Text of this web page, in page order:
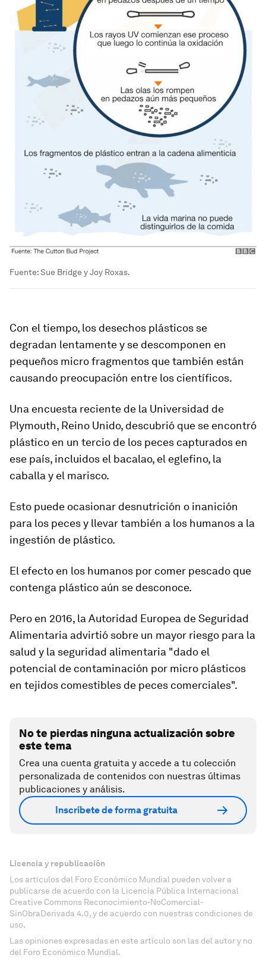
Fuente: Sue Bridge y Joy Roxas.
Con el tiempo, los desechos plásticos se
degradan lentamente y se descomponen en
pequeños micro fragmentos que también están
causando preocupación entre los científicos.
Una encuesta reciente de la Universidad de
Plymouth, Reino Unido, descubrió que se encontró
plástico en un tercio de los peces capturados en
ese país, incluidos el bacalao, el eglefino, la
caballa y el marisco.
Esto puede ocasionar desnutrición o inanición
para los peces y llevar también a los humanos a la
ingestión de plástico.
El efecto en los humanos por comer pescado que
contenga plástico aún se desconoce.
Pero en 2016, la Autoridad Europea de Seguridad
Alimentaria advirtió sobre un mayor riesgo para la
salud y la seguridad alimentaria "dado el
potencial de contaminación por micro plásticos
en tejidos comestibles de peces comerciales".
No te pierdas ninguna actualización sobre
este tema
Crea una cuenta gratuita y accede a tu colección
personalizada de contenidos con nuestras últimas
publicaciones y análisis.
Inscríbete de forma gratuita
Licencia y republicación
Los artículos del Foro Económico Mundial pueden volver a
publicarse de acuerdo con la Licencia Pública Internacional
Creative Commons Reconocimiento-NoComercial-
SinObraDerivada 4.0, y de acuerdo con nuestras condiciones de
uso.
Las opiniones expresadas en este artículo son las del autor y no
del Foro Económico Mundial.